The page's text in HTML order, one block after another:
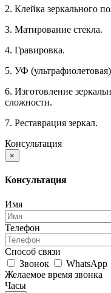
2. Клейка зеркального
3. Матирование стекла.
4. Гравировка.
5. УФ
6. Изготовление
сложности.
7. Реставрация зеркал.
Консультация
×
Консультация
Имя
Телефон
Способ связи
Звонок
WhatsApp
Желаемое время звонка
Часы